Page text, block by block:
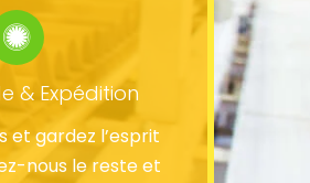
& Expédition
et gardez l’esprit
nous le reste et